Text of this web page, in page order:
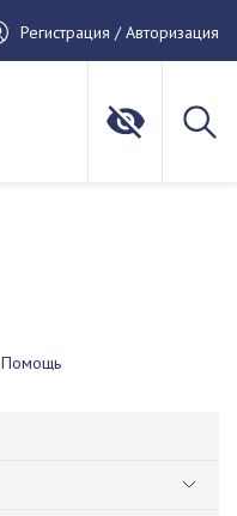
Регистрация / Авторизация
Помощь